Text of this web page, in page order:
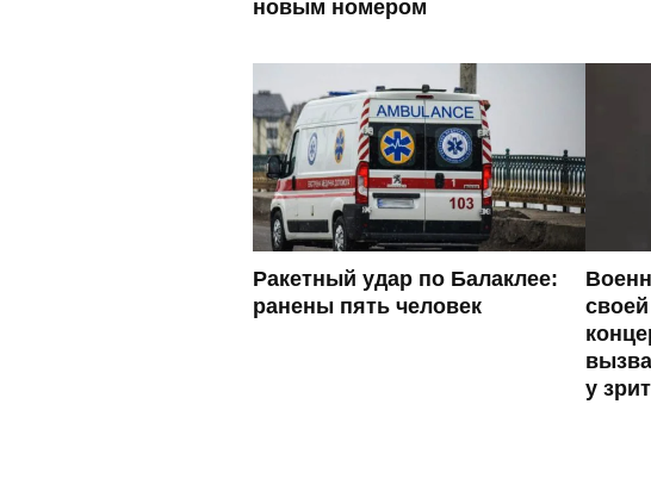
новым номером
Ракетный удар по Балаклее:
ранены пять человек
у